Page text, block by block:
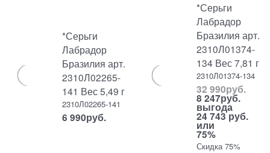
*Серьги
Лабрадор
Бразилия арт.
2310Л02265-
141 Вес 5,49 г
2310Л02265-141
6 990руб.
*Серьги
Лабрадор
Бразилия арт.
2310Л01374-
134 Вес 7,81 г
2310Л01374-134
32 990руб.
8 247руб.
выгода
24 743 руб.
или
75%
Скидка 75%